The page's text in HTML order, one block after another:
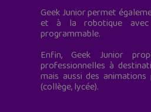
Geek Junior permet
et à la robotique
programmable.
Enfin, Geek Junior
professionnelles à
mais aussi des
(collège, lycée).